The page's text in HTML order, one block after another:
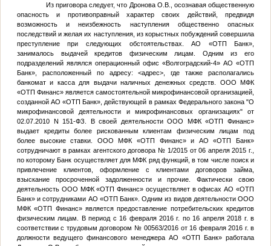
Из приговора следует, что Дронова О.В., осознавая общественную
опасность и противоправный характер своих действий, предвидя
возможность и неизбежность наступления общественно опасных
последствий и желая их наступления, из корыстных побуждений совершила
преступление при следующих обстоятельствах. АО «ОТП Банк»,
занималось выдачей кредитов физическим лицам. Одним из его
подразделений являлся операционный офис «Волгоградский-4» АО «ОТП
Банк», расположенный по адресу:<адрес> , где также располагались
банкомат и касса для выдачи наличных денежных средств. ООО МФК
«ОТП Финанс» является самостоятельной микрофинансовой организацией,
созданной АО «ОТП Банк», действующей в рамках Федерального закона "О
микрофинансовой деятельности и микрофинансовых организациях" от
02.07.2010 N 151-ФЗ. В своей деятельности ООО МФК «ОТП Финанс»
выдает кредиты более рискованным клиентам физическим лицам под
более высокие ставки. ООО МФК «ОТП Финанс» и АО «ОТП Банк»
сотрудничают в рамках агентского договора № 1/2015 от 06 апреля 2015 г.,
по которому Банк осуществляет для МФК ряд функций, в том числе поиск и
привлечение клиентов, оформление с клиентами договоров займа,
взыскание просроченной задолженности и прочие. Фактически свою
деятельность ООО МФК «ОТП Финанс» осуществляет в офисах АО «ОТП
Банк» и сотрудниками АО «ОТП Банк». Одним из видов деятельности ООО
МФК «ОТП Финанс» является предоставление потребительских кредитов
физическим лицам. В период с 16 февраля 2016 г. по 16 апреля 2018 г. в
соответствии с трудовым договором № 00563/2016 от 16 февраля 2016 г. в
должности ведущего финансового менеджера АО «ОТП Банк» работала